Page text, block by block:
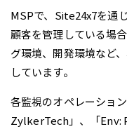
MSPで、Site24x7を通
顧客を管理している場
グ環境、開発環境など
しています。
各監視のオペレーショ
ZylkerTech」、「Env: